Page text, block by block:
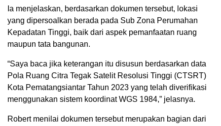
Ia menjelaskan, berdasarkan dokumen tersebut, lokasi
yang dipersoalkan berada pada Sub Zona Perumahan
Kepadatan Tinggi, baik dari aspek pemanfaatan ruang
maupun tata bangunan.
“Saya baca jika keterangan itu disusun berdasarkan data
Pola Ruang Citra Tegak Satelit Resolusi Tinggi (CTSRT)
Kota Pematangsiantar Tahun 2023 yang telah diverifikasi
menggunakan sistem koordinat WGS 1984,” jelasnya.
Robert menilai dokumen tersebut merupakan bagian dari